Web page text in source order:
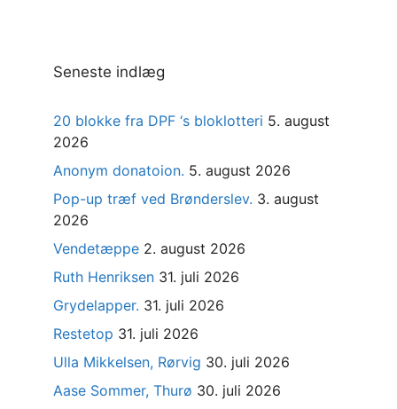
Seneste indlæg
20 blokke fra DPF ‘s bloklotteri 5. august
2026
Anonym donatoion. 5. august 2026
Pop-up træf ved Brønderslev. 3. august
2026
Vendetæppe 2. august 2026
Ruth Henriksen 31. juli 2026
Grydelapper. 31. juli 2026
Restetop 31. juli 2026
Ulla Mikkelsen, Rørvig 30. juli 2026
Aase Sommer, Thurø 30. juli 2026